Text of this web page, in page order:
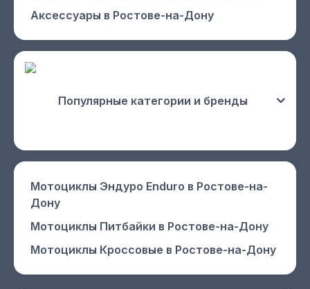
Аксессуары в Ростове-на-Дону
Популярные категории и бренды
Мотоциклы Эндуро Enduro в Ростове-на-
Дону
Мотоциклы Питбайки в Ростове-на-Дону
Мотоциклы Кроссовые в Ростове-на-Дону